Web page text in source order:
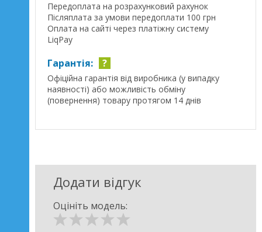
Передоплата на розрахунковий рахунок
Післяплата за умови передоплати 100 грн
Оплата на сайті через платіжну систему
LiqPay
Гарантія: ?
Офіційна гарантія від виробника (у випадку
наявності) або можливість обміну
(повернення) товару протягом 14 днів
Додати відгук
Оцініть модель: